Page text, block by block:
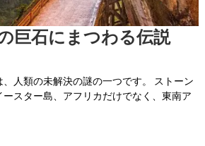
巨石にまつわる伝説
人類の未解決の謎の一つです。 ストーン
スター島、アフリカだけでなく、東南ア